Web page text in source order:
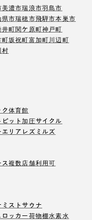
美濃市瑞浪市羽島市
県市瑞穂市飛騨市本巣市
井町関ケ原町神戸町
町坂祝町富加町川辺町
村
ク体育館
ピット加圧サイクル
エリア レズミルズ
ス複数店舗利用可
ミストサウナ
ッカー荷物棚水素水